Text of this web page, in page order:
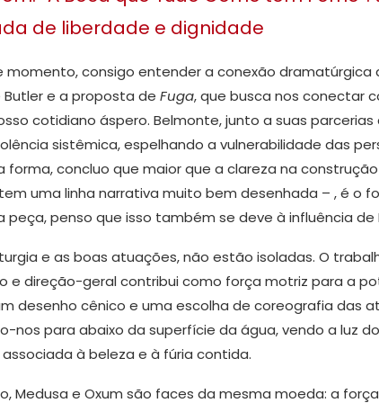
de liberdade e dignidade
momento, consigo entender a conexão dramatúrgica
e a proposta de Fuga, que busca nos conectar
cotidiano áspero. Belmonte, junto a suas
sistêmica, espelhando a vulnerabilidade das
forma, concluo que maior que a clareza na
uma linha narrativa muito bem desenhada – , é o
peça, penso que isso também se deve à influência de
e as boas atuações, não estão isoladas. O
e direção-geral contribui como força motriz para a
desenho cênico e uma escolha de coreografia das
nos para abaixo da superfície da água, vendo a luz
associada à beleza e à fúria contida.
Medusa e Oxum são faces da mesma moeda: a